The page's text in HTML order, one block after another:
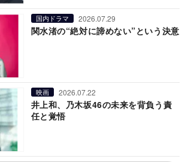
国内ドラマ 2026.07.29
関水渚の“絶対に諦めない”という決意
映画 2026.07.22
井上和、乃木坂46の未来を背負う責
任と覚悟